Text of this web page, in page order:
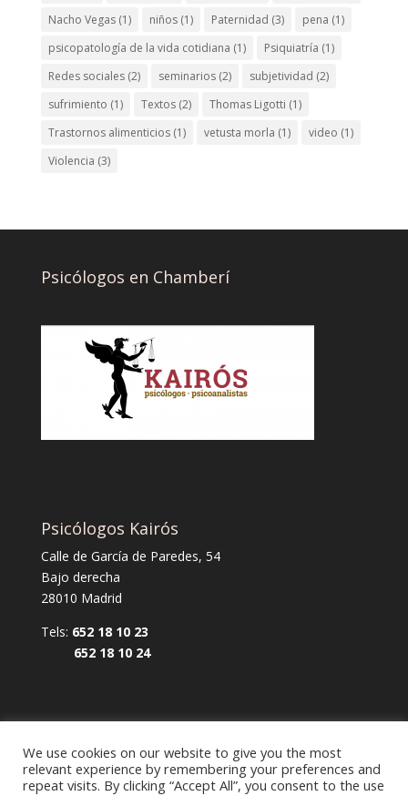
Nacho Vegas(1) niños(1) Paternidad (3) pena (1)
psicopatología de la vida cotidiana (1) Psiquiatría (1)
Redes sociales(2) seminarios(2) subjetividad (2)
sufrimiento (1) Textos(2) Thomas Ligotti (1)
Trastornos alimenticios(1) vetusta morla (1) video (1)
Violencia (3)
Psicólogos en Chamberí
Psicólogos Kairós
Calle de García de Paredes, 54
Bajo derecha
28010 Madrid
Tels: 652 18 10 23
652 18 10 24
We use cookies on our website to give you the most
relevant experience by remembering your preferences and
repeat visits. By clicking “Accept All”, you consent to the use